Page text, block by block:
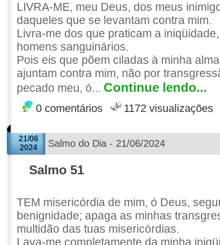
LIVRA-ME, meu Deus, dos meus
daqueles que se levantam contra mim.
Livra-me dos que praticam a
homens sanguinários.
Pois eis que põem ciladas à minha
ajuntam contra mim, não por
pecado meu, ó... Continue lendo...
0 comentários 1172 visualizações
21/06
2024
Salmo do Dia - 21/06/2024
Salmo 51
TEM misericórdia de mim, ó Deus,
benignidade; apaga as minhas
multidão das tuas misericórdias.
Lava-me completamente da minha